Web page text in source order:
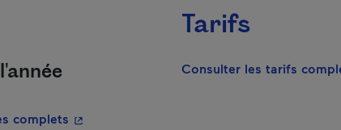
complets - Cet hyperlien s'ouvrira dans une nouvelle
Tarifs
Consulter les tarifs